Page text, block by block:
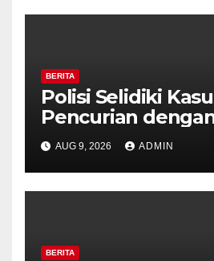
BERITA
Polisi Selidiki
Pencurian
Kekerasan di
Royal Phone
AUG 9, 2026 ADMIN
BERITA